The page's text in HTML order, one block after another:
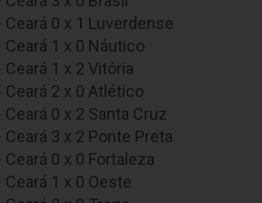
0 x 1 Luverdense
1 x 0 Náutico
1 x 2 Vitória
2 x 0 Atlético
0 x 2 Santa Cruz
3 x 2 Ponte Preta
0 x 0 Fortaleza
1 x 0 Oeste